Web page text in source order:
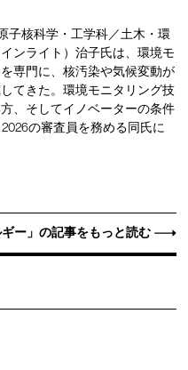
子核科学・工学科／土木・環
ンライト）治子氏は、環境モ
専門に、核汚染や気候変動が
てきた。環境モニタリング技
、そしてイノベーターの条件
2026の審査員を務める同氏に
ギー」の記事をもっと読む